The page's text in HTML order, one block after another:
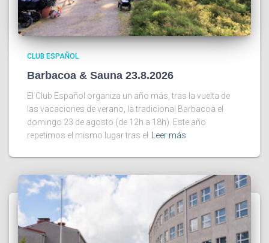
CLUB ESPAÑOL
Barbacoa & Sauna 23.8.2026
El Club Español organiza un año más, tras la vuelta de
las vacaciones de verano, la tradicional Barbacoa el
domingo 23 de agosto (de 12h a 18h). Este año
repetimos el mismo lugar tras el
Leer más